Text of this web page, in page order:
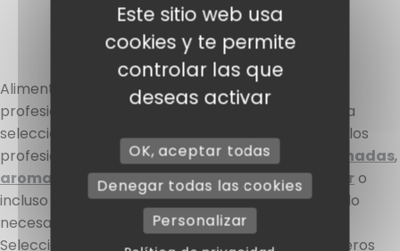
Alimentación – Ingredientes y soluciones para
profesionales El universo Alimentación
reúne una
selección completa de ingredientes destinados a los
profesionales de la gastronomía.Especias marinadas,
aromas
tripas,frutos secos,frutas en almíbaro
incluso
fondos culinarios: aquí encontrará todo lo
necesario para ganar eficiencia en su día a día.
Seleccionamos productos diseñados para carniceros
Este sitio web usa
cookies y te permite
controlar las que
deseas activar
OK, aceptar todas
Denegar todas las cookies
Personalizar